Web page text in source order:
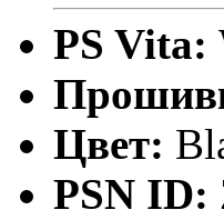
PS Vita:
Цвет:
PSN ID: